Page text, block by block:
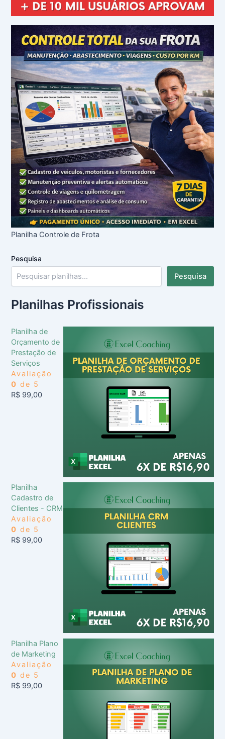
Planilha Controle de Frota
Pesquisa
Pesquisa
Planilhas Profissionais
Planilha de
Orçamento de
Prestação de
Serviços
Avaliação
0 de 5
R$ 99,00
Planilha
Cadastro de
Clientes - CRM
Avaliação
0 de 5
R$ 99,00
Planilha Plano
de Marketing
Avaliação
0 de 5
R$ 99,00